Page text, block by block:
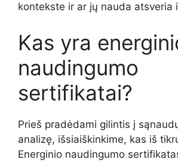
kontekste ir ar jų nauda atsveria
Kas yra
naudingumo
sertifikatai?
Prieš pradėdami gilintis į
analizę, išsiaiškinkime, kas iš
Energinio naudingumo